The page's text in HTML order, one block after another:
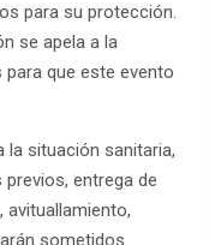
para su protección.
se apela a la
que este evento
la situación sanitaria,
entrega de
avituallamiento,
sometidos